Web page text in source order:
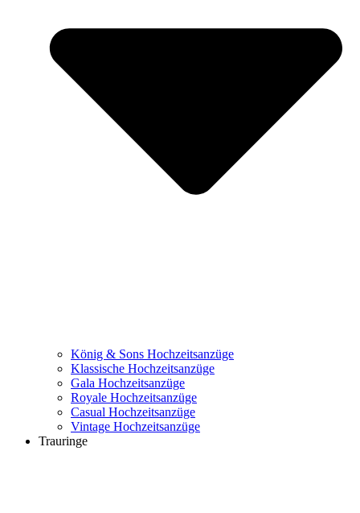
König & Sons Hochzeitsanzüge
Klassische Hochzeitsanzüge
Gala Hochzeitsanzüge
Royale Hochzeitsanzüge
Casual Hochzeitsanzüge
Vintage Hochzeitsanzüge
Trauringe